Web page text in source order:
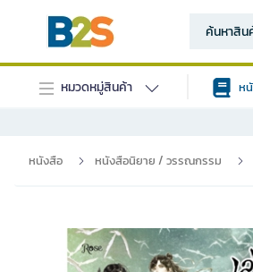
หมวดหมู่สินค้า ห
หนังสือ หนังสือนิยาย / วรรณกรรม